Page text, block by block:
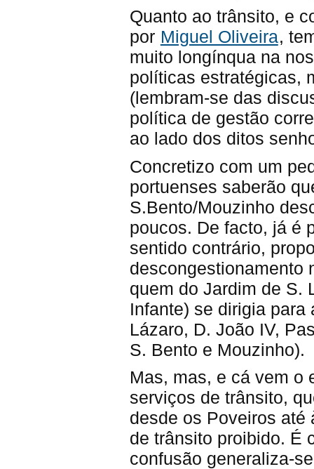
Quanto ao trânsito, e
por Miguel Oliveira,
muito longínqua na
políticas estratégicas,
(lembram-se das
política de gestão
ao lado dos ditos
Concretizo com um
portuenses saberão
S.Bento/Mouzinho
poucos. De facto, já é
sentido contrário,
descongestionamento
quem do Jardim de S.
Infante) se dirigia
Lázaro, D. João IV,
S. Bento e Mouzinho).
Mas, mas, e cá vem o
serviços de trânsito,
desde os Poveiros até
de trânsito proibido. É
confusão generaliza-